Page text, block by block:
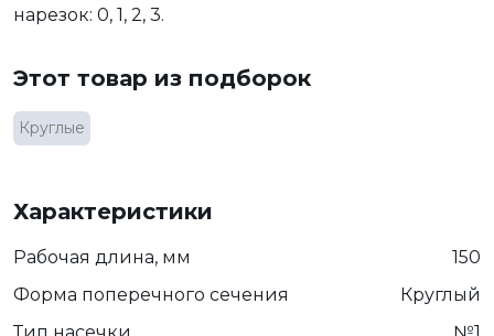
нарезок: 0, 1, 2, 3.
Этот товар из подборок
Круглые
Характеристики
Рабочая длина, мм
150
Форма поперечного сечения
Круглый